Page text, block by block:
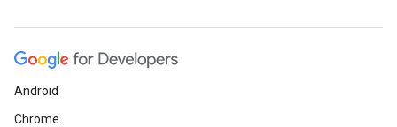
Android
Chrome